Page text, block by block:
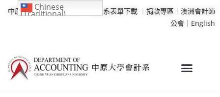
中原大學｜學校行事曆 會計系表單下載 ｜ 捐款專區 ｜ 澳洲會計師
公會｜ English
Chinese
(Traditional)